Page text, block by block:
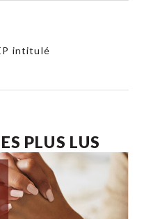
intitulé
PLUS LUS